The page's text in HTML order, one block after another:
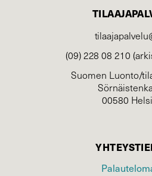
(09) 228 08 210
Suomen Luonto/
00580